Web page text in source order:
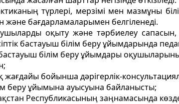
түрлерi, мерзiмi мен мазмұны
бағдарламаларымен белгіленедi.
оқыту және тәрбиелеу
бастауыш білім беру ұйымдарында
бастауыш білiм беру ұйымдары
жағдайы бойынша дәрігерлік-
беру ұйымына ауысуына байланысты;
Республикасының заңнамасында